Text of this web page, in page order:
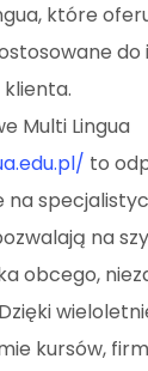
które
Multi Lingua
to
na
na
obcego,
kursów,